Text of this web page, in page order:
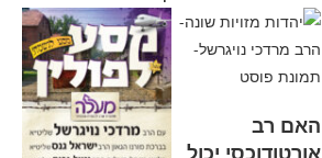
האם רב
אורטודוכסי יכול